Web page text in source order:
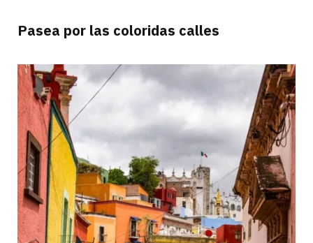
Pasea por las coloridas calles